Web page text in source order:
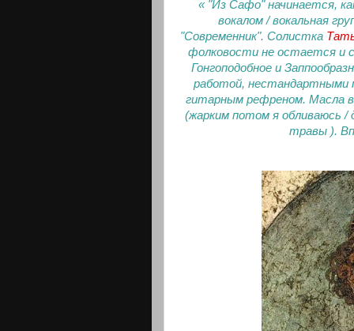
« "Из Сафо" начинается,
вокалом / вокальная
"Современник". Солистка
фолковости не остается и
Гонгоподобное и
работой, нестандартными
гитарным рефреном. Масла в
(жарким потом я обливаюсь /
травы ).